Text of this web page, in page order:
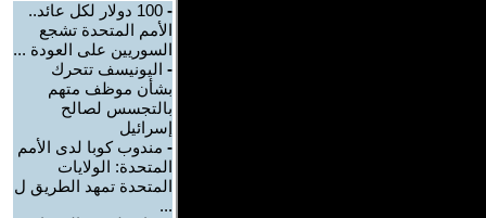
-
100 دولار لكل عائد..
الأمم المتحدة تشجع
السوريين على العودة ...
- اليونيسف تتحرك
بشأن موظف متهم
بالتجسس لصالح
إسرائيل
- مندوب كوبا لدى الأمم
المتحدة: الولايات
المتحدة تمهد الطريق ل
...